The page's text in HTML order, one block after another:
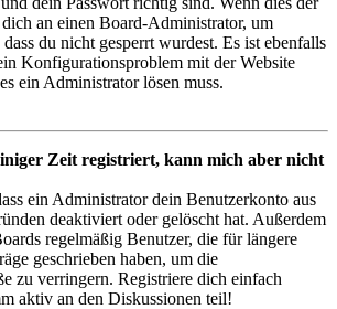
an einen Board-Administrator, um
du nicht gesperrt wurdest. Es ist ebenfalls
Konfigurationsproblem mit der Website
ein Administrator lösen muss.
Zeit registriert, kann mich aber nicht
ein Administrator dein Benutzerkonto aus
deaktiviert oder gelöscht hat. Außerdem
regelmäßig Benutzer, die für längere
geschrieben haben, um die
zu verringern. Registriere dich einfach
aktiv an den Diskussionen teil!